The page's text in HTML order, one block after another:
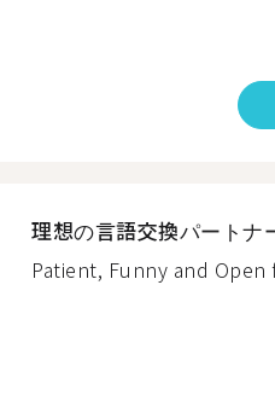
理想の言語交換パートナ
Patient, Funny and Open